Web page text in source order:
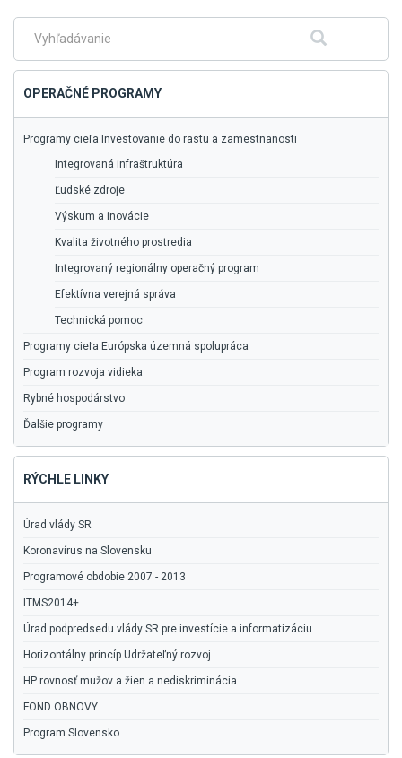
hlavné
menu
Fulltextové
Hľadať
OPERAČNÉ PROGRAMY
Programy cieľa Investovanie do rastu a zamestnanosti
Integrovaná infraštruktúra
Ľudské zdroje
Výskum a inovácie
Kvalita životného prostredia
Integrovaný regionálny operačný program
Efektívna verejná správa
Technická pomoc
Programy cieľa Európska územná spolupráca
Program rozvoja vidieka
Rybné hospodárstvo
Ďalšie programy
RÝCHLE LINKY
Úrad vlády SR
Koronavírus na Slovensku
Programové obdobie 2007 - 2013
ITMS2014+
Úrad podpredsedu vlády SR pre investície a informatizáciu
Horizontálny princíp Udržateľný rozvoj
HP rovnosť mužov a žien a nediskriminácia
FOND OBNOVY
Program Slovensko